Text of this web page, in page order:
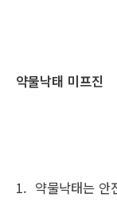
약물낙태 미프진
1. 약물낙태는 안